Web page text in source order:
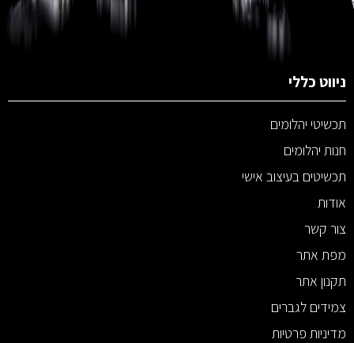
ניווט כללי
תכשיטי יהלומים
חנות יהלומים
תכשיטים בעיצוב אישי
אודות
צור קשר
מפת אתר
תקנון אתר
צמידים לגברים
מדיניות פרטיות